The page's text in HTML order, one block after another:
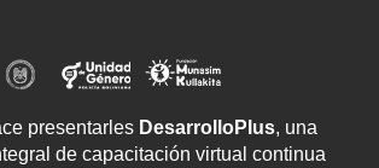
presentarles DesarrolloPlus, una
de capacitación virtual continua